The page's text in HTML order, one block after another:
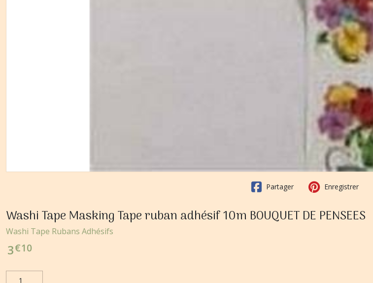
Partager Enregistrer
Washi Tape Masking Tape ruban adhésif 10m BOUQUET DE PENSEES
Washi Tape Rubans Adhésifs
3€10